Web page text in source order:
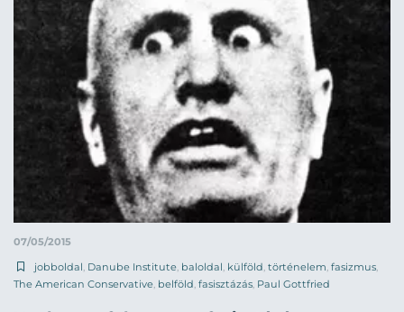
07/05/2015
jobboldal Danube Institute baloldal külföld történelem fasizmus
The American Conservative belföld fasisztázás Paul Gottfried